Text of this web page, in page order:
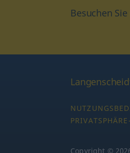
Besuchen
Copyright ©